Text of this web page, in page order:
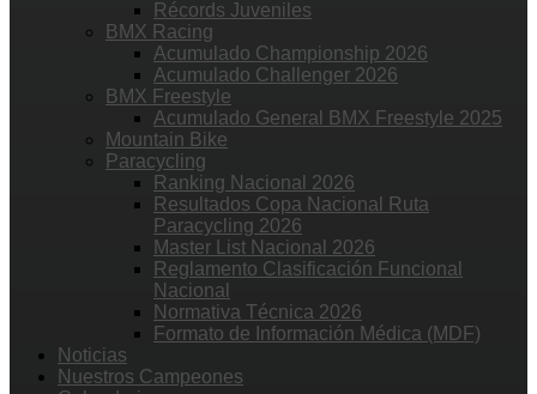
Récords Juveniles
BMX Racing
Acumulado Championship 2026
Acumulado Challenger 2026
BMX Freestyle
Acumulado General BMX Freestyle 2025
Mountain Bike
Paracycling
Ranking Nacional 2026
Resultados Copa Nacional Ruta
Paracycling 2026
Master List Nacional 2026
Reglamento Clasificación Funcional
Nacional
Normativa Técnica 2026
Formato de Información Médica (MDF)
Noticias
Nuestros Campeones